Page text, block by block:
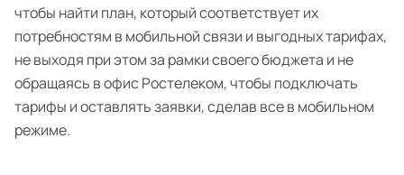
чтобы найти план, который соответствует их
потребностям в мобильной связи и выгодных тарифах,
не выходя при этом за рамки своего бюджета и не
обращаясь в офис Ростелеком, чтобы подключать
тарифы и оставлять заявки, сделав все в мобильном
режиме.